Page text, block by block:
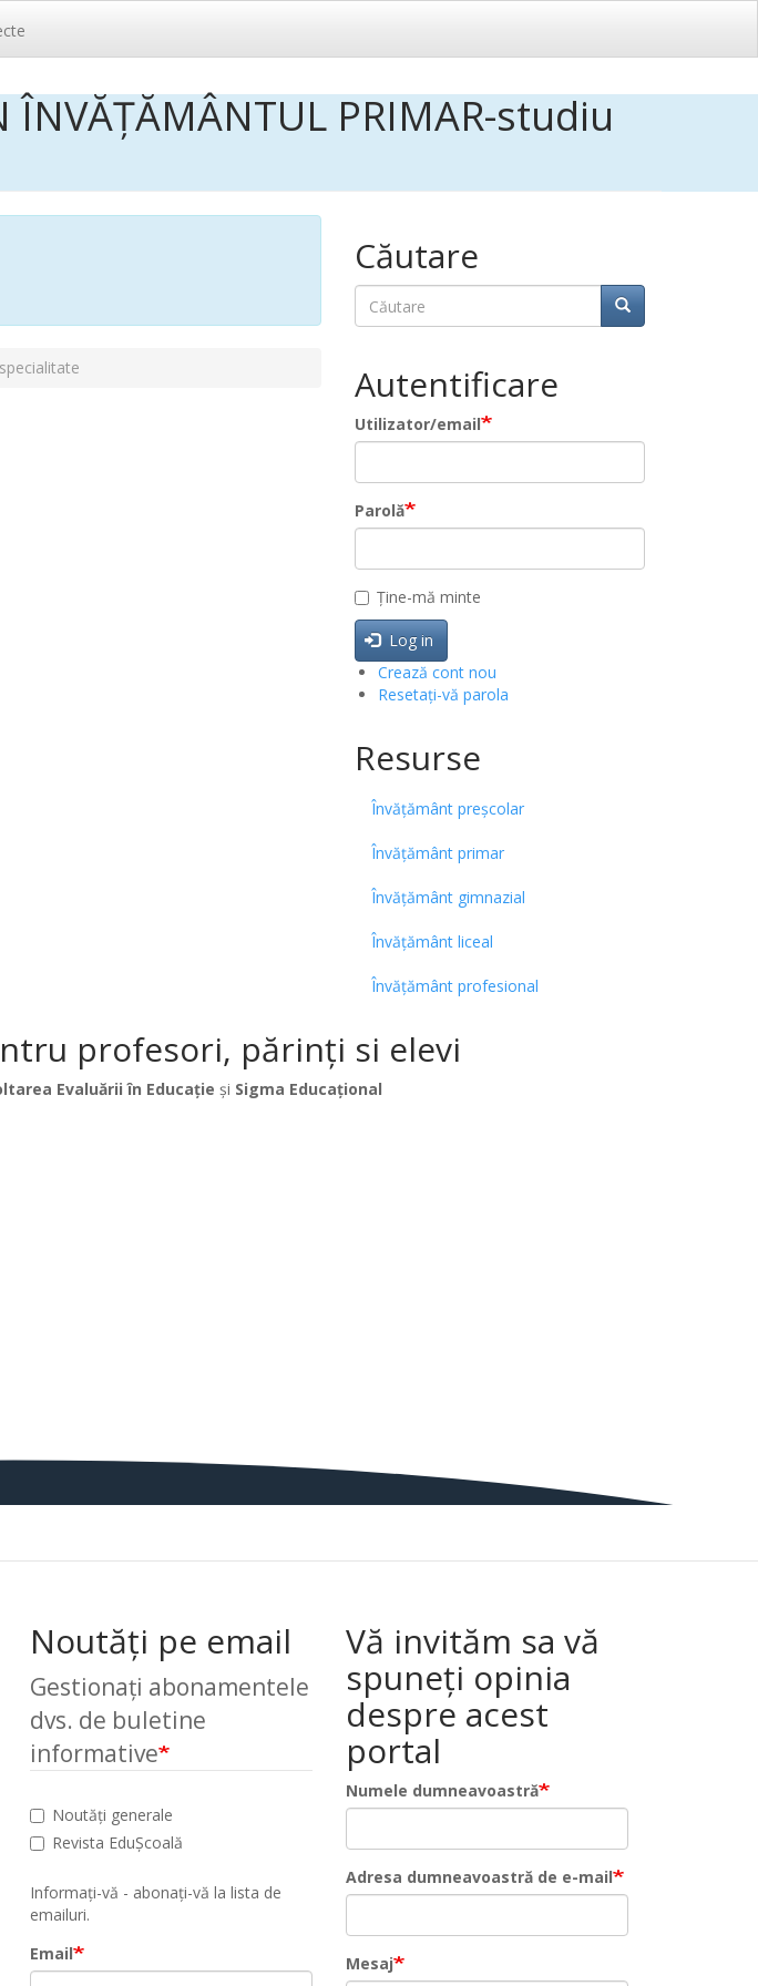
ÎNVĂȚĂMÂNTUL PRIMAR-studiu
Căutare
Căutare Căutare
Autentificare
Utilizator/email
Parolă
Ține-mă minte
Log in
Crează cont nou
Resetați-vă parola
Resurse
Învățământ preșcolar
Învățământ primar
Învățământ gimnazial
Învățământ liceal
Învățământ profesional
profesori, părinți si elevi
Evaluării în Educație și Sigma Educațional
Noutăți pe email
Gestionați abonamentele
dvs. de buletine
informative
Noutăți generale
Revista EduȘcoală
Informați-vă - abonați-vă la lista de
emailuri.
Email
Vă invităm sa vă
spuneți opinia
despre acest
portal
Numele dumneavoastră
Adresa dumneavoastră de e-mail
Mesaj